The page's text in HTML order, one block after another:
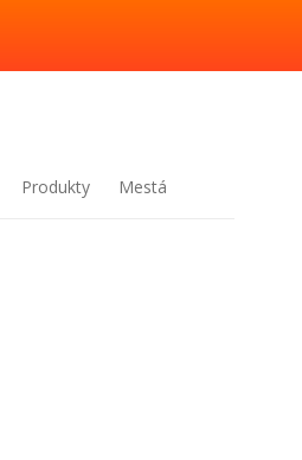
Produkty Mestá